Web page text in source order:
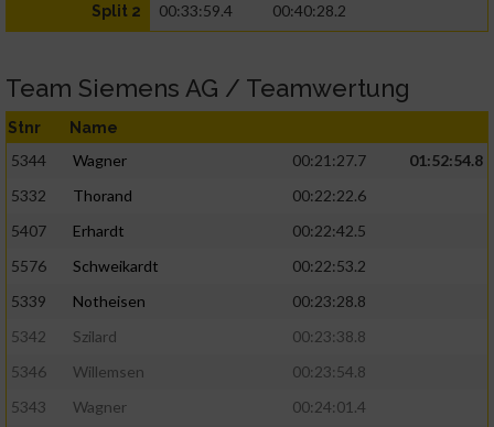
Split 2 00:33:59.4 00:40:28.2
Team Siemens AG / Teamwertung
Stnr Name
5344 Wagner 00:21:27.7
01:52:54.8
5332
Thorand
00:22:22.6
5407
Erhardt
00:22:42.5
5576
Schweikardt
00:22:53.2
5339
Notheisen
00:23:28.8
5342
Szilard
00:23:38.8
5346
Willemsen
00:23:54.8
5343
Wagner
00:24:01.4